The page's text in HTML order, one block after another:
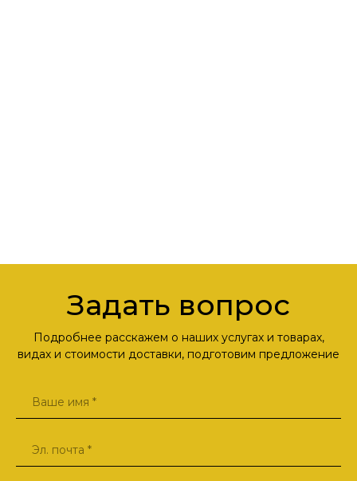
Задать вопрос
Подробнее расскажем о наших услугах и товарах,
видах и стоимости доставки, подготовим предложение